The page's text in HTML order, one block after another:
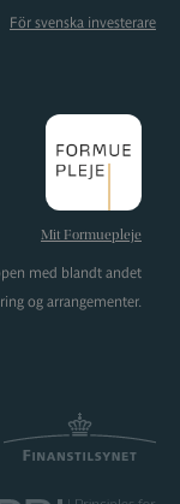
För svenska investerare
Mit Formuepleje
med blandt andet
og arrangementer.